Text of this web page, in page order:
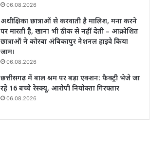
06.08.2026
अधीक्षिका छात्राओं से करवाती है मालिश, मना करने
पर मारती है, खाना भी ठीक से नहीं देती – आक्रोशित
छात्राओं ने कोरबा अंबिकापुर नेशनल हाइवे किया
जाम।
06.08.2026
छत्तीसगढ़ में बाल श्रम पर बड़ा एक्शन: फैक्ट्री भेजे जा
रहे 16 बच्चे रेस्क्यू, आरोपी नियोक्ता गिरफ्तार
06.08.2026